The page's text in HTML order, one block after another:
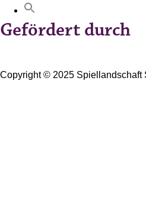
Gefördert durch
Copyright © 2025 Spiellandschaft